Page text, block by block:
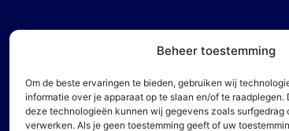
Beheer toestemming
Om de beste ervaringen te bieden, gebruiken wij
informatie over je apparaat op te slaan en/of te raadplegen.
deze technologieën kunnen wij gegevens zoals surfgedrag
verwerken. Als je geen toestemming geeft of uw
Opdrachtgevers